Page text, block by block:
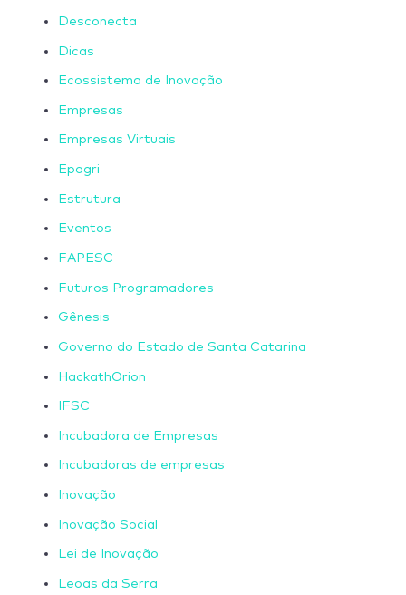
Desconecta
Dicas
Ecossistema de Inovação
Empresas
Empresas Virtuais
Epagri
Estrutura
Eventos
FAPESC
Futuros Programadores
Gênesis
Governo do Estado de Santa Catarina
HackathOrion
IFSC
Incubadora de Empresas
Incubadoras de empresas
Inovação
Inovação Social
Lei de Inovação
Leoas da Serra